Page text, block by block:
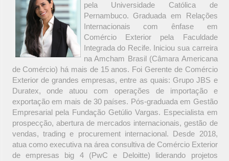
pela Universidade Católica de
Pernambuco. Graduada em Relações
Internacionais com ênfase em
Comércio Exterior pela Faculdade
Integrada do Recife. Iniciou sua carreira
na Amcham Brasil (Câmara Americana
de Comércio) há mais de 15 anos. Foi Gerente de Comércio
Exterior de grandes empresas, entre as quais: Grupo JBS e
Duratex, onde atuou com operações de importação e
exportação em mais de 30 países. Pós-graduada em Gestão
Empresarial pela Fundação Getúlio Vargas. Especialista em
prospecção, abertura de mercados internacionais, gestão de
vendas, trading e procurement internacional. Desde 2018,
atua como executiva na área consultiva de Comércio Exterior
de empresas big 4 (PwC e Deloitte) liderando projetos